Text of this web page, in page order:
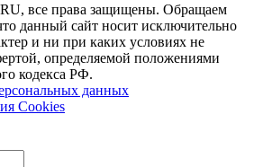
все права защищены. Обращаем
данный сайт носит исключительно
и ни при каких условиях не
определяемой положениями
кодекса РФ.
данных
Сookies